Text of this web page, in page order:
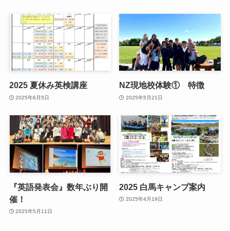
2025 夏休み英検講座
2025年6月5日
NZ現地校体験① 特徴
2025年5月21日
『英語発表会』数年ぶり開
催！
2025年5月11日
2025 白馬キャンプ案内
2025年4月19日